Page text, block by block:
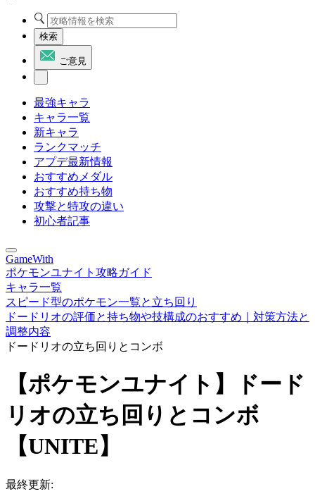
検索
ご意見
最強キャラ
キャラ一覧
新キャラ
ランクマッチ
アプデ最新情報
おすすめメダル
おすすめ持ち物
攻撃と特攻の違い
初心者記事
GameWith
ポケモンユナイト攻略ガイド
キャラ一覧
スピード型のポケモン一覧と立ち回り
ドードリオの評価と持ち物や技構成のおすすめ｜対策方法と
調整内容
ドードリオの立ち回りとコンボ
【ポケモンユナイト】ドード
リオの立ち回りとコンボ
【UNITE】
最終更新: